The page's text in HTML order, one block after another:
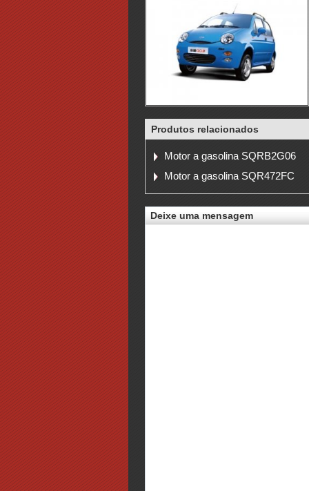
Produtos relacionados
Motor a gasolina SQRB2G06
Motor a gasolina SQR472FC
Deixe uma mensagem